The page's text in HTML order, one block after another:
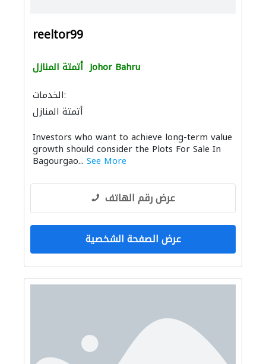
reeltor99
أتمتة المنازل Johor Bahru
الخدمات:
أتمتة المنازل
Investors who want to achieve long-term value
growth should consider the Plots For Sale In
Bagourgao... See More
عرض رقم الهاتف
عرض الصفحة الشخصية